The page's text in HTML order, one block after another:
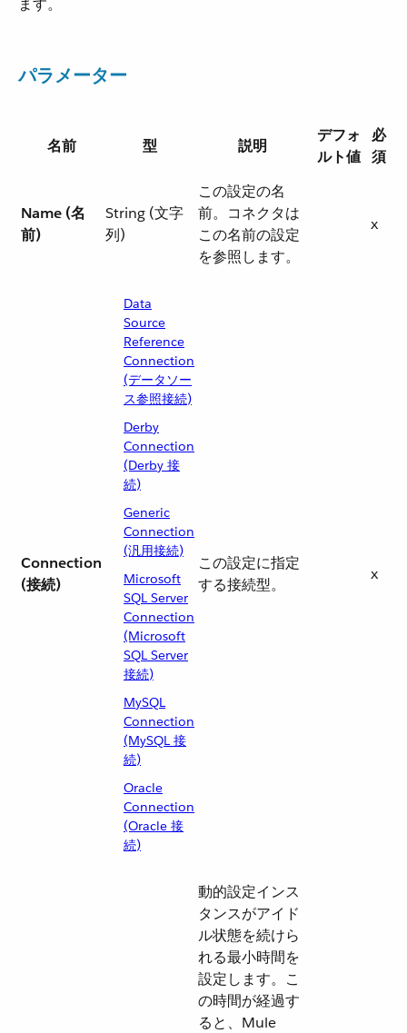
ます。
パラメーター
名前 型 説明
デフォ
ルト値
必
須
Name (名
前)
String (文字
列)
この設定の名
前。コネクタは
この名前の設定
を参照します。
x
Connection
(接続)
Data
Source
Reference
Connection
(データソー
ス参照接続)
Derby
Connection
(Derby 接
続)
Generic
Connection
(汎用接続)
Microsoft
SQL Server
Connection
(Microsoft
SQL Server
接続)
MySQL
Connection
(MySQL 接
続)
Oracle
Connection
(Oracle 接
続)
この設定に指定
する接続型。
x
動的設定インス
タンスがアイド
ル状態を続けら
れる最小時間を
設定します。こ
の時間が経過す
ると、Mule